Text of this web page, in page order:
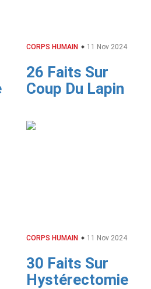
CORPS HUMAIN 11 Nov 2024
26 Faits Sur
Coup Du Lapin
CORPS HUMAIN 11 Nov 2024
30 Faits Sur
Hystérectomie